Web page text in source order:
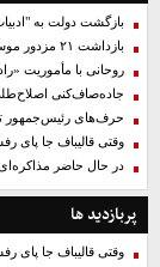
بازگشت دولت به
بازداشت ۲۱ مزدور موساد و ۴ شرور مسلح توسط وزارت اطلاعات
روحانی با مأموریت
جاده‌صاف‌کنی
حرف‌های رئیس‌جمهور
وقتی قالیباف جا پای
در حال حاضر مذاکره‌ای
پربازدید ها
وقتی قالیباف جا پای